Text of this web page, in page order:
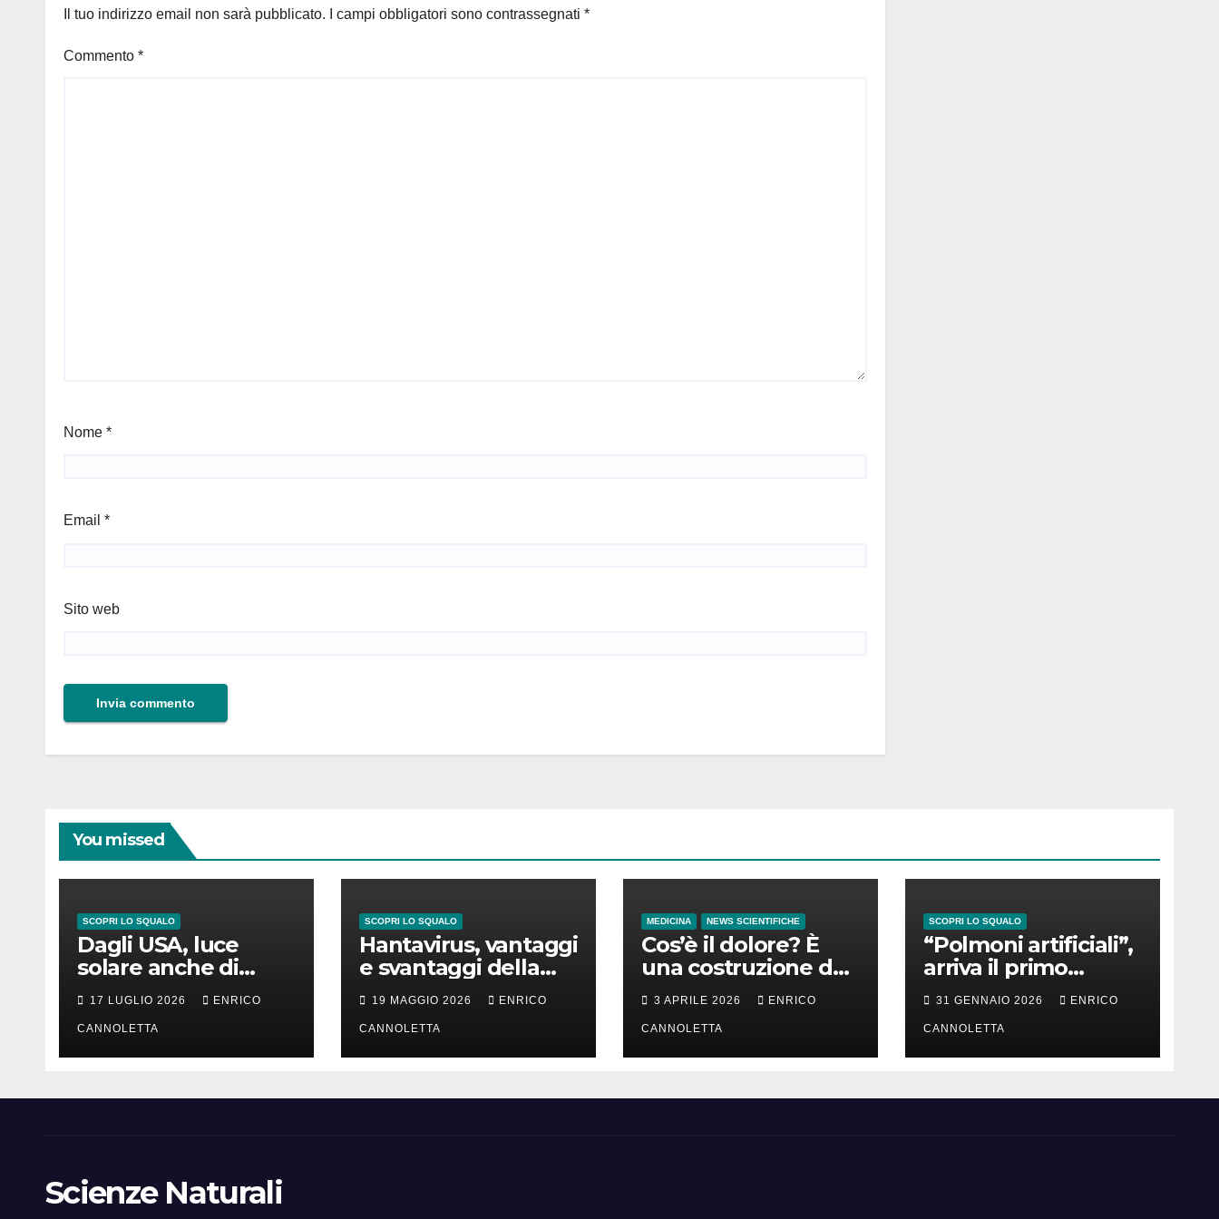
Il tuo indirizzo email non sarà pubblicato. I campi obbligatori sono contrassegnati *
Commento *
Nome *
Email *
Sito web
You missed
SCOPRI LO SQUALO
Dagli USA, luce
solare anche di
notte
17 LUGLIO 2026 ENRICO
CANNOLETTA
SCOPRI LO SQUALO
Hantavirus, vantaggi
e svantaggi della
lunga incubazione
19 MAGGIO 2026 ENRICO
CANNOLETTA
MEDICINA NEWS SCIENTIFICHE
Cos’è il dolore? È
una costruzione del
cervello
3 APRILE 2026 ENRICO
CANNOLETTA
SCOPRI LO SQUALO
“Polmoni artificiali”,
arriva il primo
successo
31 GENNAIO 2026 ENRICO
CANNOLETTA
Scienze Naturali